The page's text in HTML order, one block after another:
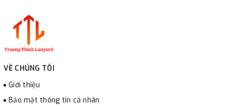
VỀ CHÚNG TÔI
Giới thiệu
Bảo mật thông tin cá nhân